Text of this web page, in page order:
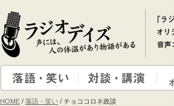
HOME / 落語・笑い / チョココロネ政談